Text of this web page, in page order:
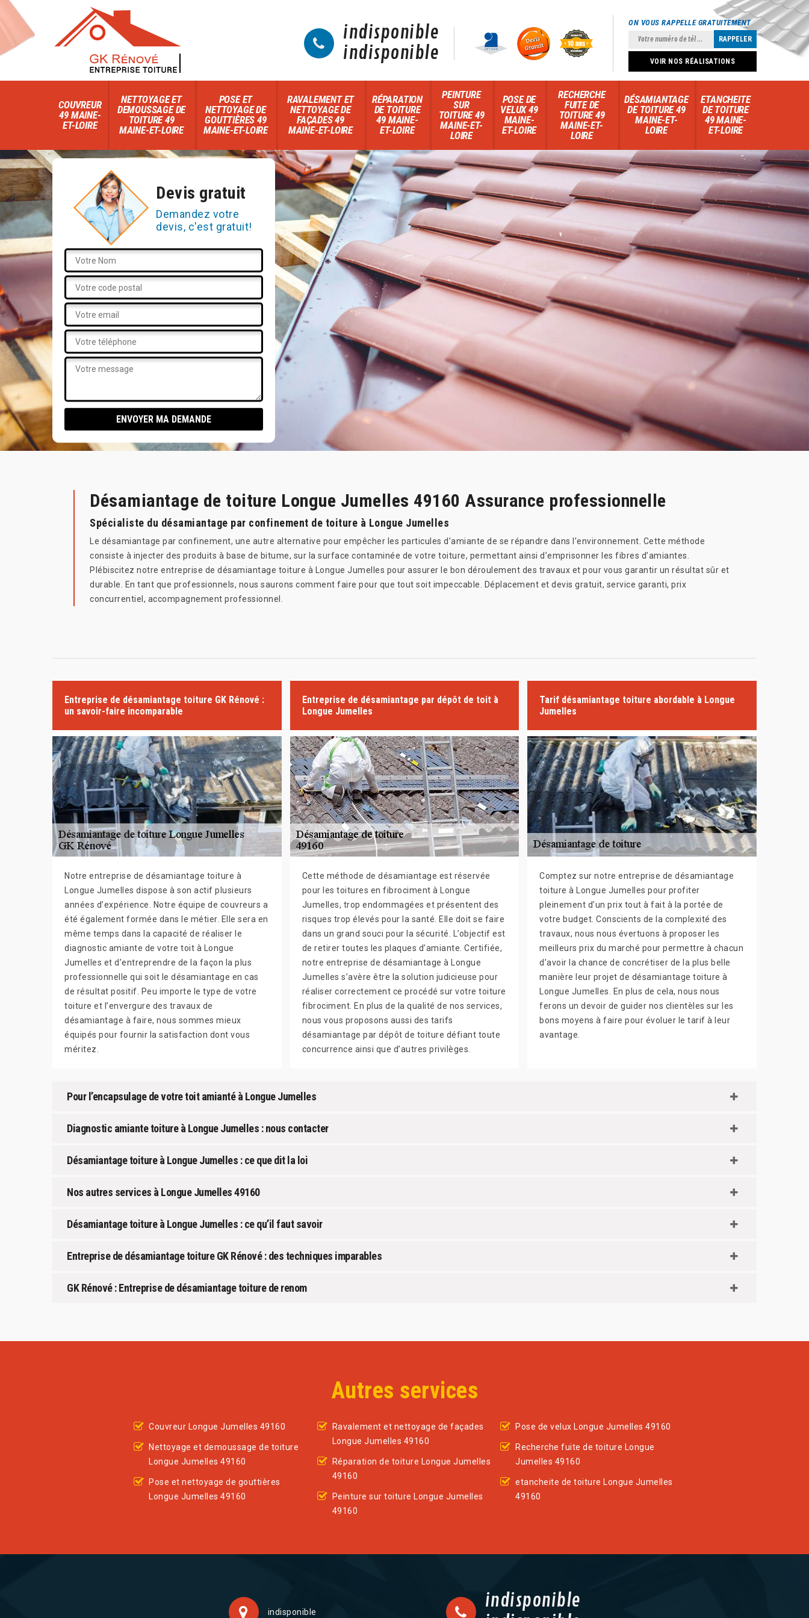
indisponible
indisponible
ON VOUS RAPPELLE GRATUITEMENT
VOIR NOS RÉALISATIONS
COUVREUR
49 MAINE-
ET-LOIRE
NETTOYAGE ET
DEMOUSSAGE DE
TOITURE 49
MAINE-ET-LOIRE
POSE ET
NETTOYAGE DE
GOUTTIÈRES 49
MAINE-ET-LOIRE
RAVALEMENT ET
NETTOYAGE DE
FAÇADES 49
MAINE-ET-LOIRE
RÉPARATION
DE TOITURE
49 MAINE-
ET-LOIRE
PEINTURE
SUR
TOITURE 49
MAINE-ET-
LOIRE
POSE DE
VELUX 49
MAINE-
ET-LOIRE
RECHERCHE
FUITE DE
TOITURE 49
MAINE-ET-
LOIRE
DÉSAMIANTAGE
DE TOITURE 49
MAINE-ET-
LOIRE
ETANCHEITE
DE TOITURE
49 MAINE-
ET-LOIRE
Devis gratuit
Demandez votre
devis, c'est gratuit!
Désamiantage de toiture Longue Jumelles 49160 Assurance professionnelle
Spécialiste du désamiantage par confinement de toiture à Longue Jumelles
Le désamiantage par confinement, une autre alternative pour empêcher les particules d’amiante de se répandre dans l’environnement. Cette méthode
consiste à injecter des produits à base de bitume, sur la surface contaminée de votre toiture, permettant ainsi d’emprisonner les fibres d’amiantes.
Plébiscitez notre entreprise de désamiantage toiture à Longue Jumelles pour assurer le bon déroulement des travaux et pour vous garantir un résultat sûr et
durable. En tant que professionnels, nous saurons comment faire pour que tout soit impeccable. Déplacement et devis gratuit, service garanti, prix
concurrentiel, accompagnement professionnel.
Entreprise de désamiantage toiture GK Rénové :
un savoir-faire incomparable
Notre entreprise de désamiantage toiture à
Longue Jumelles dispose à son actif plusieurs
années d’expérience. Notre équipe de couvreurs a
été également formée dans le métier. Elle sera en
même temps dans la capacité de réaliser le
diagnostic amiante de votre toit à Longue
Jumelles et d’entreprendre de la façon la plus
professionnelle qui soit le désamiantage en cas
de résultat positif. Peu importe le type de votre
toiture et l’envergure des travaux de
désamiantage à faire, nous sommes mieux
équipés pour fournir la satisfaction dont vous
méritez.
Entreprise de désamiantage par dépôt de toit à
Longue Jumelles
Cette méthode de désamiantage est réservée
pour les toitures en fibrociment à Longue
Jumelles, trop endommagées et présentent des
risques trop élevés pour la santé. Elle doit se faire
dans un grand souci pour la sécurité. L’objectif est
de retirer toutes les plaques d’amiante. Certifiée,
notre entreprise de désamiantage à Longue
Jumelles s’avère être la solution judicieuse pour
réaliser correctement ce procédé sur votre toiture
fibrociment. En plus de la qualité de nos services,
nous vous proposons aussi des tarifs
désamiantage par dépôt de toiture défiant toute
concurrence ainsi que d’autres privilèges.
Tarif désamiantage toiture abordable à Longue
Jumelles
Comptez sur notre entreprise de désamiantage
toiture à Longue Jumelles pour profiter
pleinement d’un prix tout à fait à la portée de
votre budget. Conscients de la complexité des
travaux, nous nous évertuons à proposer les
meilleurs prix du marché pour permettre à chacun
d’avoir la chance de concrétiser de la plus belle
manière leur projet de désamiantage toiture à
Longue Jumelles. En plus de cela, nous nous
ferons un devoir de guider nos clientèles sur les
bons moyens à faire pour évoluer le tarif à leur
avantage.
Pour l’encapsulage de votre toit amianté à Longue Jumelles
Diagnostic amiante toiture à Longue Jumelles : nous contacter
Désamiantage toiture à Longue Jumelles : ce que dit la loi
Nos autres services à Longue Jumelles 49160
Désamiantage toiture à Longue Jumelles : ce qu’il faut savoir
Entreprise de désamiantage toiture GK Rénové : des techniques imparables
GK Rénové : Entreprise de désamiantage toiture de renom
Autres services
Couvreur Longue Jumelles 49160
Nettoyage et demoussage de toiture
Longue Jumelles 49160
Pose et nettoyage de gouttières
Longue Jumelles 49160
Ravalement et nettoyage de façades
Longue Jumelles 49160
Réparation de toiture Longue Jumelles
49160
Peinture sur toiture Longue Jumelles
49160
Pose de velux Longue Jumelles 49160
Recherche fuite de toiture Longue
Jumelles 49160
etancheite de toiture Longue Jumelles
49160
indisponible
indisponible